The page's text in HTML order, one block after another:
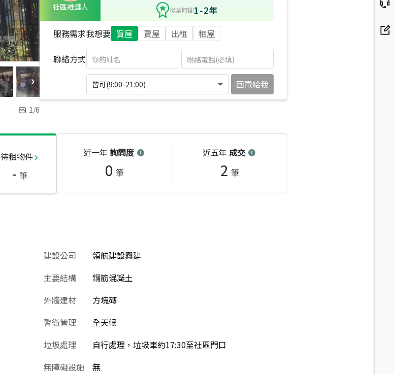
1/6
社區維護人 從業時間1-2年
服務需求我想要 買屋 賣屋 出租 租屋
聯絡方式
皆可(9:00-21:00) 回電給我
待租物件
- 筆
近一年 詢問度
0 筆
近五年 成交
2 筆
建設公司
領航建設興建
主要結構
鋼筋混凝土
外牆建材
方塊磚
警衛管理
全天候
垃圾處理
自行處理，垃圾車約17:30至社區門口
無障礙設施
無